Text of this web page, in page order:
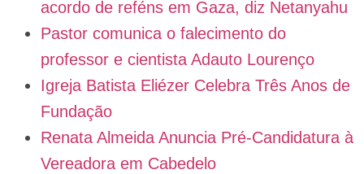
acordo de reféns em Gaza, diz Netanyahu
Pastor comunica o falecimento do
professor e cientista Adauto Lourenço
Igreja Batista Eliézer Celebra Três Anos de
Fundação
Renata Almeida Anuncia Pré-Candidatura à
Vereadora em Cabedelo